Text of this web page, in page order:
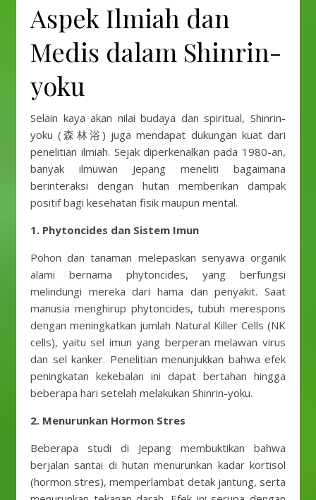
Aspek Ilmiah dan
Medis dalam Shinrin-
yoku
Selain kaya akan nilai budaya dan spiritual, Shinrin-
yoku (森林浴) juga mendapat dukungan kuat dari
penelitian ilmiah. Sejak diperkenalkan pada 1980-an,
banyak ilmuwan Jepang meneliti bagaimana
berinteraksi dengan hutan memberikan dampak
positif bagi kesehatan fisik maupun mental.
1. Phytoncides dan Sistem Imun
Pohon dan tanaman melepaskan senyawa organik
alami bernama phytoncides, yang berfungsi
melindungi mereka dari hama dan penyakit. Saat
manusia menghirup phytoncides, tubuh merespons
dengan meningkatkan jumlah Natural Killer Cells (NK
cells), yaitu sel imun yang berperan melawan virus
dan sel kanker. Penelitian menunjukkan bahwa efek
peningkatan kekebalan ini dapat bertahan hingga
beberapa hari setelah melakukan Shinrin-yoku.
2. Menurunkan Hormon Stres
Beberapa studi di Jepang membuktikan bahwa
berjalan santai di hutan menurunkan kadar kortisol
(hormon stres), memperlambat detak jantung, serta